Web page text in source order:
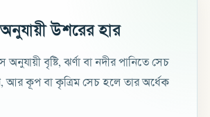
উশরের হার
বৃষ্টি, ঝর্ণা বা নদীর পানিতে সেচ
আর কূপ বা কৃত্রিম সেচ হলে তার অর্ধেক